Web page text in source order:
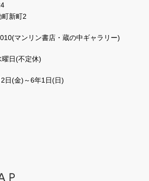
町新町2
マンリン書店・蔵の中ギャラリー)
曜日(不定休)
日(金)～6年1日(日)